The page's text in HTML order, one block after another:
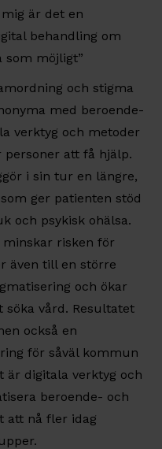
är det en
behandling om
som möjligt”
och stigma
med beroende-
verktyg och metoder
att få hjälp.
i sin tur en längre,
ger patienten stöd
och psykisk ohälsa.
minskar risken för
även till en större
och ökar
söka vård. Resultatet
också en
för såväl kommun
är digitala verktyg och
beroende- och
att nå fler idag